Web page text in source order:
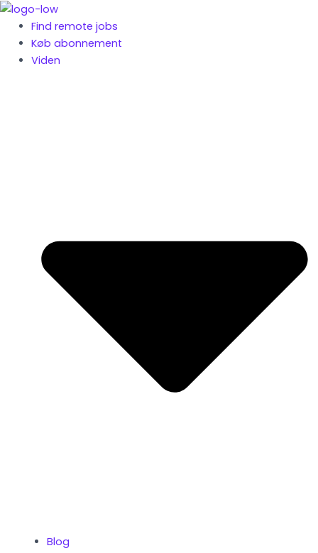
Gå
indholdet
Find remote jobs
Køb abonnement
Viden
Blog